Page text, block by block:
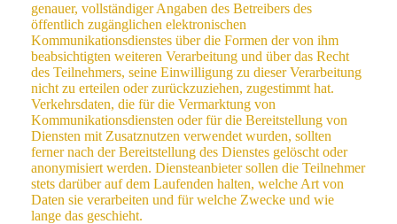
genauer, vollständiger Angaben des Betreibers des
öffentlich zugänglichen elektronischen
Kommunikationsdienstes über die Formen der von ihm
beabsichtigten weiteren Verarbeitung und über das Recht
des Teilnehmers, seine Einwilligung zu dieser Verarbeitung
nicht zu erteilen oder zurückzuziehen, zugestimmt hat.
Verkehrsdaten, die für die Vermarktung von
Kommunikationsdiensten oder für die Bereitstellung von
Diensten mit Zusatznutzen verwendet wurden, sollten
ferner nach der Bereitstellung des Dienstes gelöscht oder
anonymisiert werden. Diensteanbieter sollen die Teilnehmer
stets darüber auf dem Laufenden halten, welche Art von
Daten sie verarbeiten und für welche Zwecke und wie
lange das geschieht.